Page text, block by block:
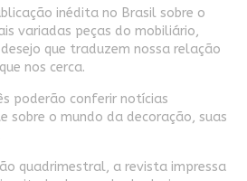
inédita no Brasil sobre o
variadas peças do mobiliário,
que traduzem nossa relação
nos cerca.
poderão conferir notícias
sobre o mundo da decoração, suas
quadrimestral, a revista impressa